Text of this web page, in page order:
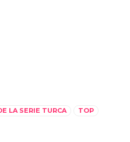
LA SERIE TURCA TOP